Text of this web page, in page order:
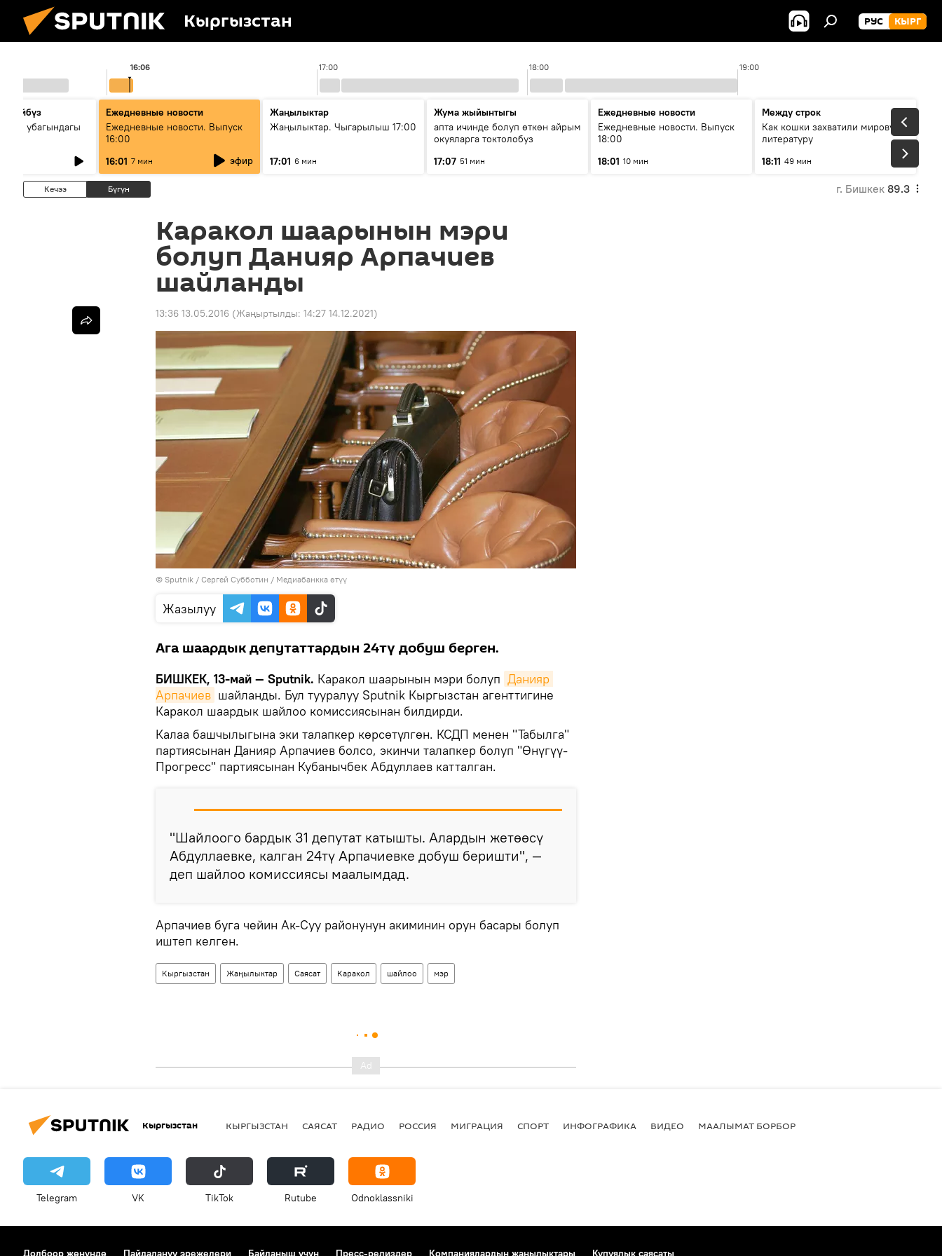
Кыргызстан РУС КЫРГ
17:00 18:00 19:00
16:06
өз убагындагы
Ежедневные новости
Ежедневные новости. Выпуск
16:00
16:01 7 мин эфир
Жаңылыктар
Жаңылыктар. Чыгарылыш 17:00
17:01 6 мин
Жума жыйынтыгы
апта ичинде болуп өткөн айрым
окуяларга токтолобуз
17:07 51 мин
Ежедневные новости
Ежедневные новости. Выпуск
18:00
18:01 10 мин
Между строк
Как кошки захватили мировую
литературу
18:11 49 мин
Кечээ Бүгүн г. Бишкек 89.3
Каракол шаарынын мэри
болуп Данияр Арпачиев
шайланды
13:36 13.05.2016 (Жаңыртылды: 14:27 14.12.2021)
© Sputnik / Сергей Субботин / Медиабанкка өтүү
Жазылуу
Ага шаардык депутаттардын 24тү добуш берген.
БИШКЕК, 13-май — Sputnik. Каракол шаарынын мэри болуп Данияр
Арпачиев шайланды. Бул тууралуу Sputnik Кыргызстан агенттигине
Каракол шаардык шайлоо комиссиясынан билдирди.
Калаа башчылыгына эки талапкер көрсөтүлгөн. КСДП менен "Табылга"
партиясынан Данияр Арпачиев болсо, экинчи талапкер болуп "Өнүгүү-
Прогресс" партиясынан Кубанычбек Абдуллаев катталган.
"Шайлоого бардык 31 депутат катышты. Алардын жетөөсү
Абдуллаевке, калган 24тү Арпачиевке добуш беришти", —
деп шайлоо комиссиясы маалымдад.
Арпачиев буга чейин Ак-Суу районунун акиминин орун басары болуп
иштеп келген.
Кыргызстан Жаңылыктар Саясат Каракол шайлоо мэр
Кыргызстан КЫРГЫЗСТАН САЯСАТ РАДИО РОССИЯ МИГРАЦИЯ СПОРТ ИНФОГРАФИКА ВИДЕО МААЛЫМАТ БОРБОР
Telegram VK ТikТоk Rutube Odnoklassniki
Долбоор жөнүндө Пайдалануу эрежелери Байланыш үчүн Пресс-релиздер Компаниялардын жаңылыктары Купуялык саясаты